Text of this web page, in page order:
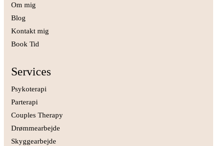
Om mig
Blog
Kontakt mig
Book Tid
Services
Psykoterapi
Parterapi
Couples Therapy
Drømmearbejde
Skyggearbejde